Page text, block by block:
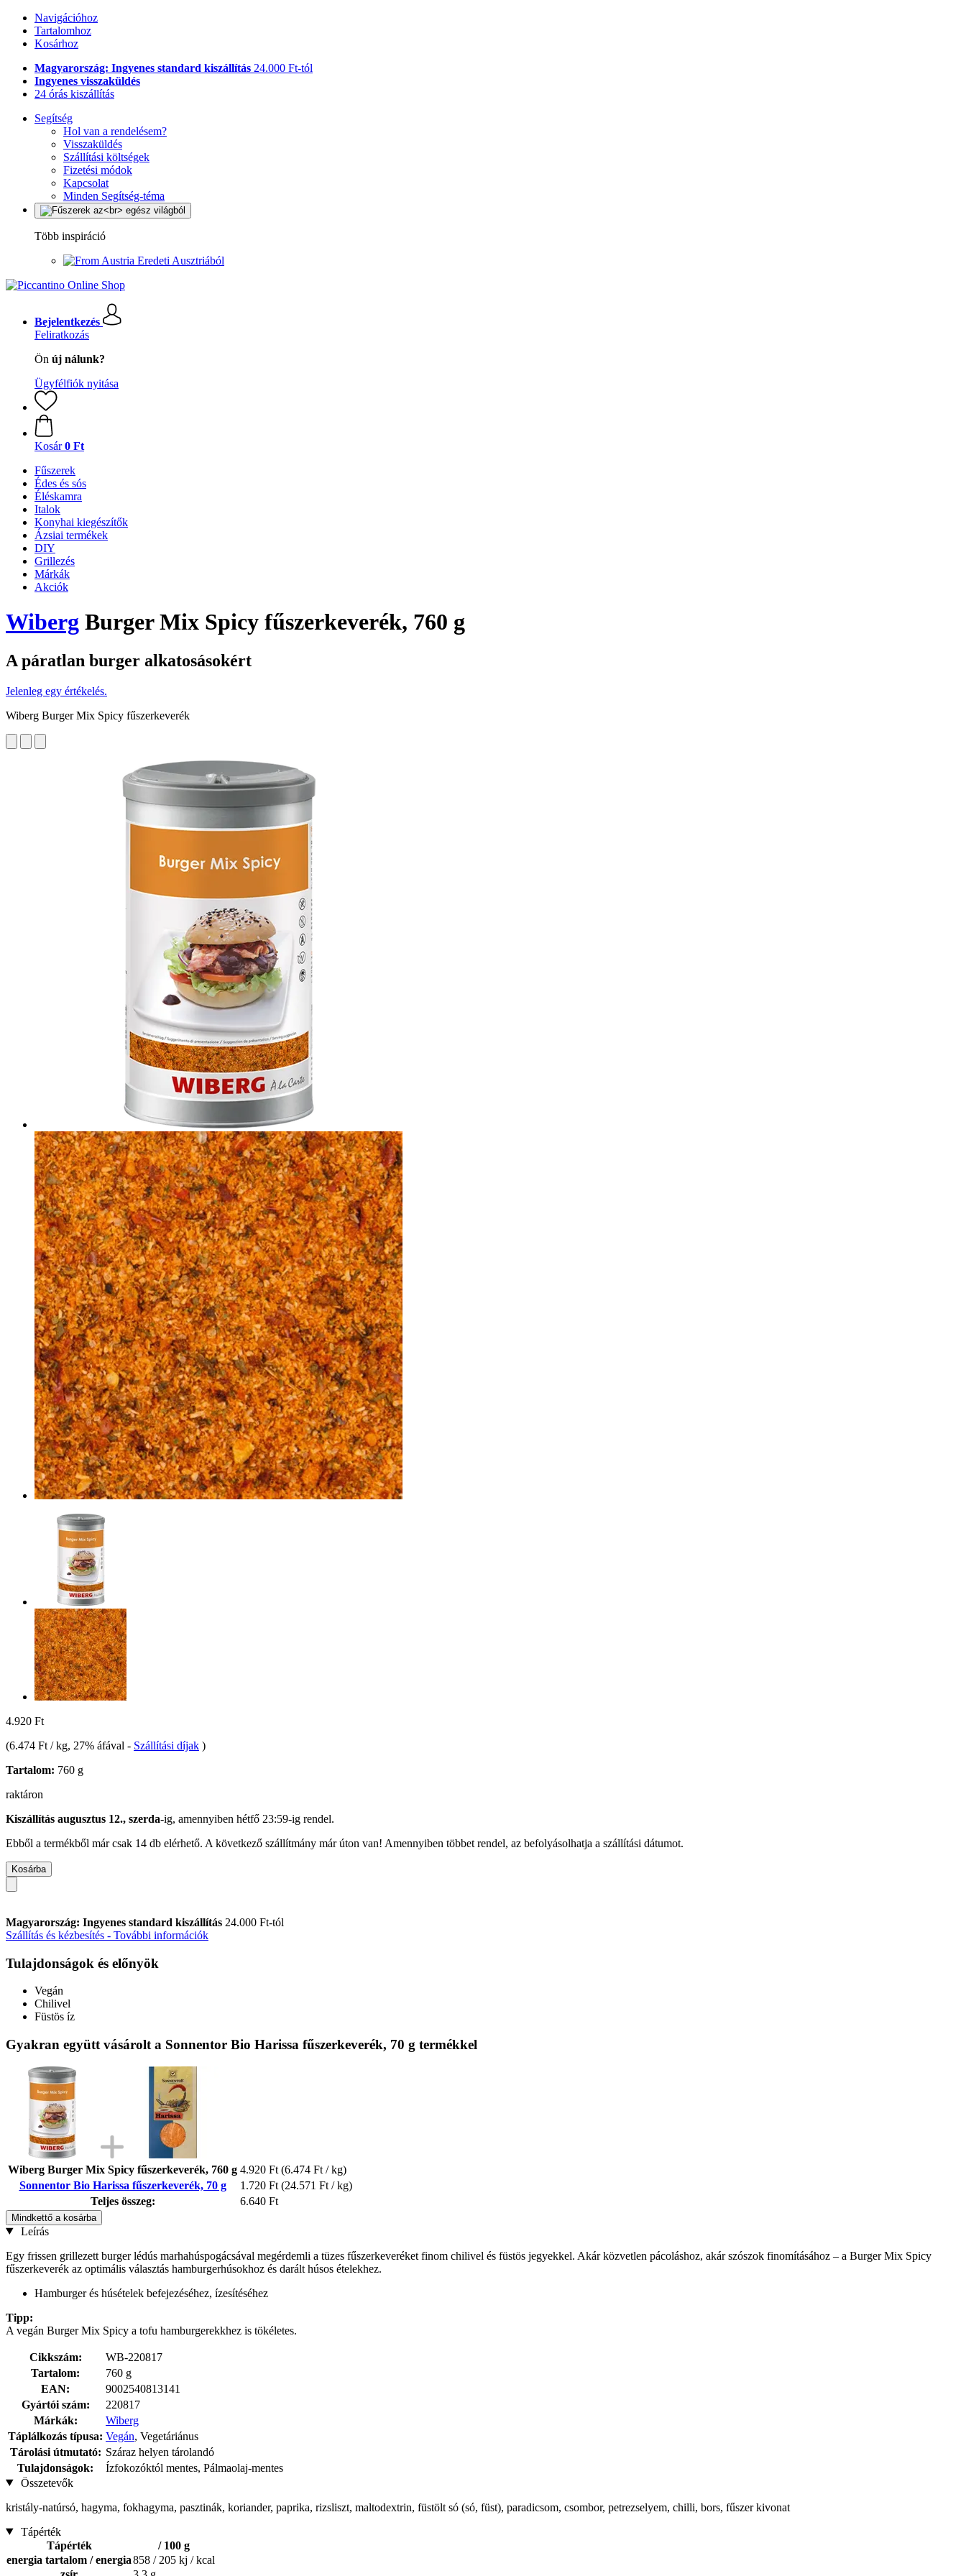
Navigációhoz
Tartalomhoz
Kosárhoz
Magyarország: Ingyenes standard kiszállítás 24.000 Ft-tól
Ingyenes visszaküldés
24 órás kiszállítás
Segítség
Hol van a rendelésem?
Visszaküldés
Szállítási költségek
Fizetési módok
Kapcsolat
Minden Segítség-téma
Több inspiráció
Eredeti Ausztriából
Bejelentkezés
Feliratkozás
Ön új nálunk?
Ügyfélfiók nyitása
Kosár 0 Ft
Fűszerek
Édes és sós
Éléskamra
Italok
Konyhai kiegészítők
Ázsiai termékek
DIY
Grillezés
Márkák
Akciók
Wiberg Burger Mix Spicy fűszerkeverék, 760 g
A páratlan burger alkatosásokért
Jelenleg egy értékelés.
Wiberg Burger Mix Spicy fűszerkeverék
4.920 Ft
(6.474 Ft / kg, 27% áfával - Szállítási díjak )
Tartalom: 760 g
raktáron
Kiszállítás augusztus 12., szerda-ig, amennyiben hétfő 23:59-ig rendel.
Ebből a termékből már csak 14 db elérhető. A következő szállítmány már úton van! Amennyiben többet rendel, az befolyásolhatja a szállítási dátumot.
Kosárba
Magyarország: Ingyenes standard kiszállítás 24.000 Ft-tól
Szállítás és kézbesítés - További információk
Tulajdonságok és előnyök
Vegán
Chilivel
Füstös íz
Gyakran együtt vásárolt a Sonnentor Bio Harissa fűszerkeverék, 70 g termékkel
Wiberg Burger Mix Spicy fűszerkeverék, 760 g 4.920 Ft (6.474 Ft / kg)
Sonnentor Bio Harissa fűszerkeverék, 70 g
1.720 Ft (24.571 Ft / kg)
Teljes összeg:
6.640 Ft
Mindkettő a kosárba
Leírás
Egy frissen grillezett burger lédús marhahúspogácsával megérdemli a tüzes fűszerkeveréket finom chilivel és füstös jegyekkel. Akár közvetlen pácoláshoz, akár szószok finomításához – a Burger Mix Spicy
fűszerkeverék az optimális választás hamburgerhúsokhoz és darált húsos ételekhez.
Hamburger és húsételek befejezéséhez, ízesítéséhez
Tipp:
A vegán Burger Mix Spicy a tofu hamburgerekkhez is tökéletes.
Cikkszám:
WB-220817
Tartalom:
760 g
EAN:
9002540813141
Gyártói szám:
220817
Márkák:
Wiberg
Táplálkozás típusa: Vegán, Vegetáriánus
Tárolási útmutató: Száraz helyen tárolandó
Tulajdonságok:
Ízfokozóktól mentes, Pálmaolaj-mentes
Összetevők
kristály-natúrsó, hagyma, fokhagyma, pasztinák, koriander, paprika, rizsliszt, maltodextrin, füstölt só (só, füst), paradicsom, csombor, petrezselyem, chilli, bors, fűszer kivonat
Tápérték
Tápérték
/ 100 g
energia tartalom / energia858 / 205 kj / kcal